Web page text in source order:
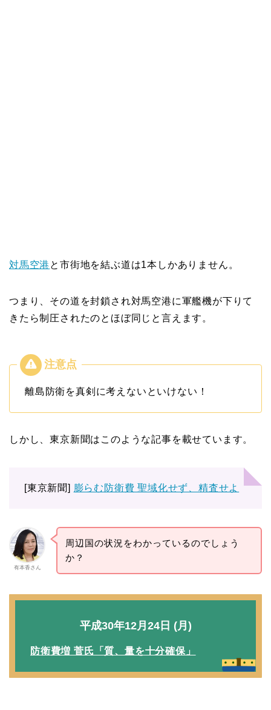
対馬空港 と市街地を結ぶ道は1本しかありません。
つまり、その道を封鎖され対馬空港に軍艦機が下りて
きたら制圧されたのとほぼ同じと言えます。
離島防衛を真剣に考えないといけない！
しかし、東京新聞はこのような記事を載せています。
[東京新聞] 膨らむ防衛費 聖域化せず、精査せよ
有本香さん
周辺国の状況をわかっているのでしょう
か？
平成30年12月24日 (月)
防衛費増 菅氏「質、量を十分確保」